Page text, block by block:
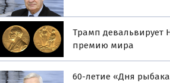
Трамп девальвирует
премию мира
60-летие «Дня